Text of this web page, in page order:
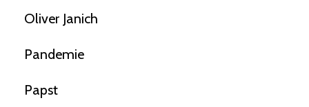
Oliver Janich
Pandemie
Papst